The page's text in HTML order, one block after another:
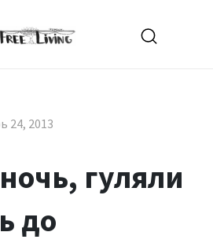
24, 2013
гуляли
до